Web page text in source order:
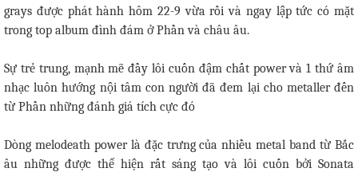
grays được phát hành hôm 22-9 vừa rồi và ngay lập tức có mặt
trong top album đình đám ở Phần và châu âu.
Sự trẻ trung, mạnh mẽ đầy lôi cuốn đậm chất power và 1 thứ âm
nhạc luôn hướng nội tâm con người đã đem lại cho metaller đến
từ Phần những đánh giá tích cực đó
Dòng melodeath power là đặc trưng của nhiều metal band từ Bắc
âu những được thể hiện rất sáng tạo và lôi cuốn bởi Sonata